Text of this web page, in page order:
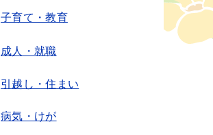
子育て・教育
成人・就職
引越し・住まい
病気・けが